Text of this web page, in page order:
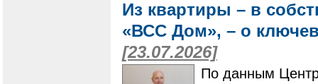
Из квартиры – в
«ВСС Дом», – о
[23.07.2026]
По данным